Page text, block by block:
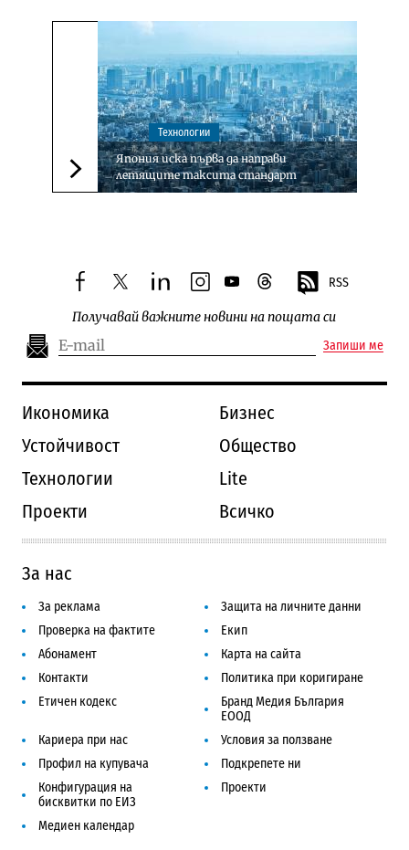
Следваща новина
Технологии
Япония иска първа да направи
летящите таксита стандарт
facebooktwitterlinkedininstagram
youtubethreads RSS
Получавай важните новини на пощата си
Запиши ме
Икономика
Бизнес
Устойчивост
Общество
Технологии
Lite
Проекти
Всичко
За нас
За реклама
Защита на личните данни
Проверка на фактите
Екип
Абонамент
Карта на сайта
Контакти
Политика при коригиране
Етичен кодекс
Бранд Медия България
ЕООД
Кариера при нас
Условия за ползване
Профил на купувача
Подкрепете ни
Конфигурация на
бисквитки по ЕИЗ
Проекти
Медиен календар